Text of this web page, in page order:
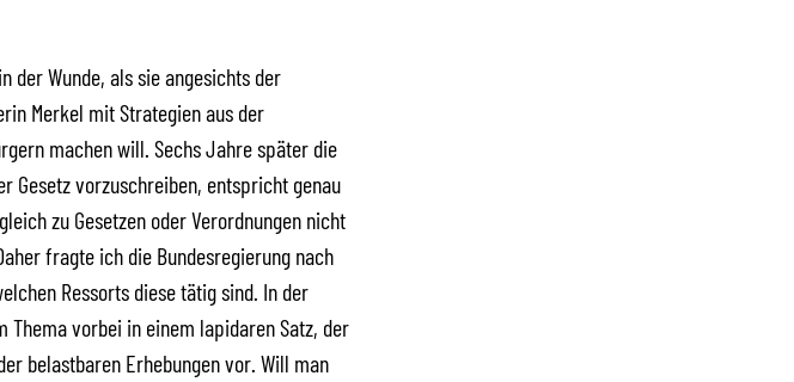
der Wunde, als sie angesichts der
Merkel mit Strategien aus der
machen will. Sechs Jahre später die
vorzuschreiben, entspricht genau
zu Gesetzen oder Verordnungen nicht
fragte ich die Bundesregierung nach
Ressorts diese tätig sind. In der
Thema vorbei in einem lapidaren Satz, der
belastbaren Erhebungen vor. Will man